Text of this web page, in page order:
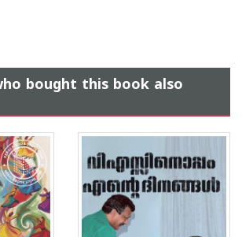
bought this book also